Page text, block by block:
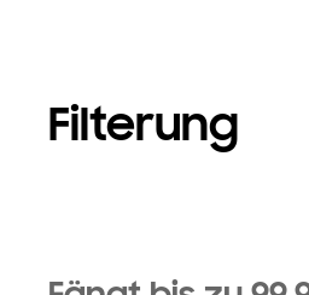
Filterung